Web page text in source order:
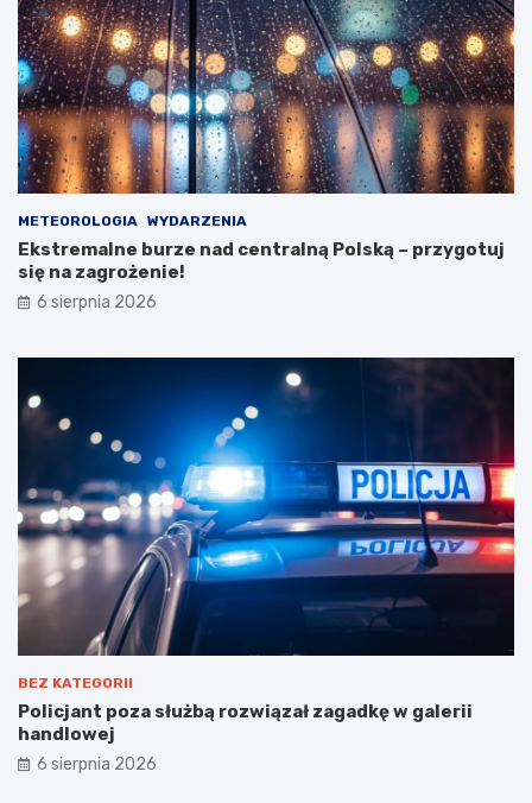
s
t
o
s
t
a
n
u
METEOROLOGIA WYDARZENIA
Ekstremalne burze nad centralną Polską – przygotuj
się na zagrożenie!
6 sierpnia 2026
BEZ KATEGORII
Policjant poza służbą rozwiązał zagadkę w galerii
handlowej
6 sierpnia 2026